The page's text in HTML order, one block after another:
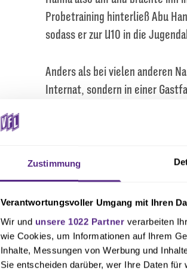
Zustimmung
Verantwortungsvoller Umgang mit Ihren
Wir und unsere 1022 Partner verarbeiten
wie Cookies, um Informationen auf Ihrem
Inhalte, Messungen von Werbung und
Sie entscheiden darüber, wer Ihre Daten
Probetraining hinterließ Abu
sodass er zur U10 in die
Anders als bei vielen anderen
Internat, sondern in einer
unter Vertrag steht, später
Hanna schließlich sämtliche
mit Kai Havertz und Benjamin
Sein Talent wurde auch vom
Lehrgängen eingeladen wurde.
Teilnahme an der U17-